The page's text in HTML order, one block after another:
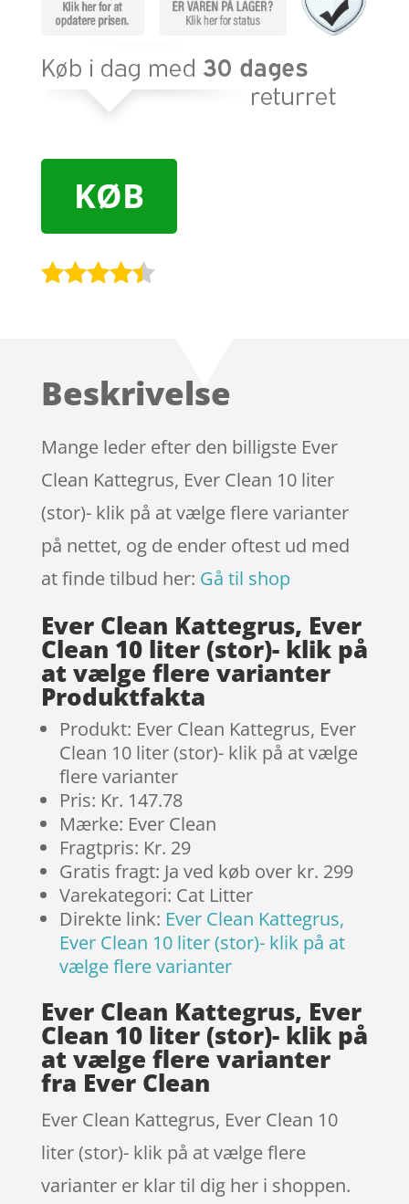
KØB
på
mmelser
Beskrivelse
Mange leder efter den billigste Ever
Clean Kattegrus, Ever Clean 10 liter
(stor)- klik på at vælge flere varianter
på nettet, og de ender oftest ud med
at finde tilbud her: Gå til shop
Ever Clean Kattegrus, Ever
Clean 10 liter (stor)- klik på
at vælge flere varianter
Produktfakta
Produkt: Ever Clean Kattegrus, Ever
Clean 10 liter (stor)- klik på at vælge
flere varianter
Pris: Kr. 147.78
Mærke: Ever Clean
Fragtpris: Kr. 29
Gratis fragt: Ja ved køb over kr. 299
Varekategori: Cat Litter
Direkte link: Ever Clean Kattegrus,
Ever Clean 10 liter (stor)- klik på at
vælge flere varianter
Ever Clean Kattegrus, Ever
Clean 10 liter (stor)- klik på
at vælge flere varianter
fra Ever Clean
Ever Clean Kattegrus, Ever Clean 10
liter (stor)- klik på at vælge flere
varianter er klar til dig her i shoppen.